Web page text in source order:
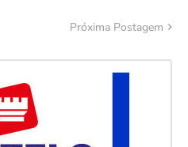
Próxima Postagem